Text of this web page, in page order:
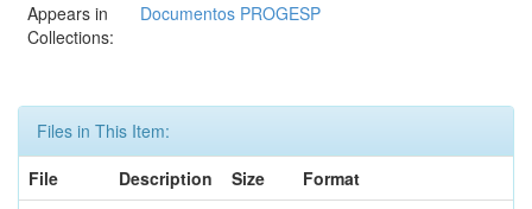
Appears in
Collections:
Documentos PROGESP
Files in This Item:
File
Description Size
Format